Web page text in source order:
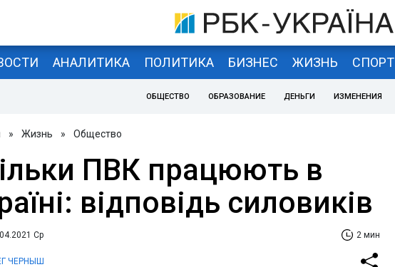
АНАЛИТИКА ПОЛИТИКА БИЗНЕС ЖИЗНЬ СПОРТ
ОБЩЕСТВО ОБРАЗОВАНИЕ ДЕНЬГИ ИЗМЕНЕНИЯ
» Жизнь » Общество
ПВК працюють в
відповідь силовиків
Ср 2 мин
ЧЕРНЫШ